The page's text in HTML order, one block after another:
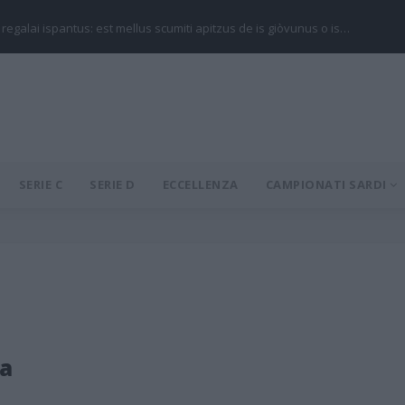
regalai ispantus: est mellus scumiti apitzus de is giòvunus o is…
SERIE C SERIE D ECCELLENZA CAMPIONATI SARDI